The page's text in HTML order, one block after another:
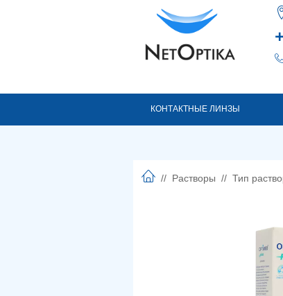
КОНТАКТНЫЕ ЛИНЗЫ
// Растворы // Тип